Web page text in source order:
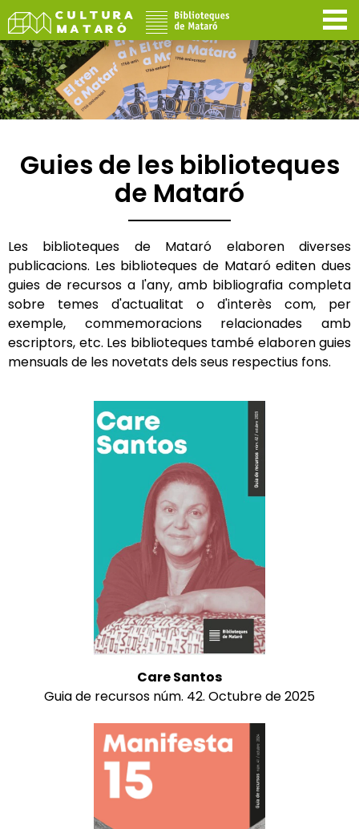
Guies de les biblioteques
de Mataró
Les biblioteques de Mataró elaboren diverses
publicacions. Les biblioteques de Mataró editen dues
guies de recursos a l'any, amb bibliografia completa
sobre temes d'actualitat o d'interès com, per
exemple, commemoracions relacionades amb
escriptors, etc. Les biblioteques també elaboren guies
mensuals de les novetats dels seus respectius fons.
Care Santos
Guia de recursos núm. 42. Octubre de 2025